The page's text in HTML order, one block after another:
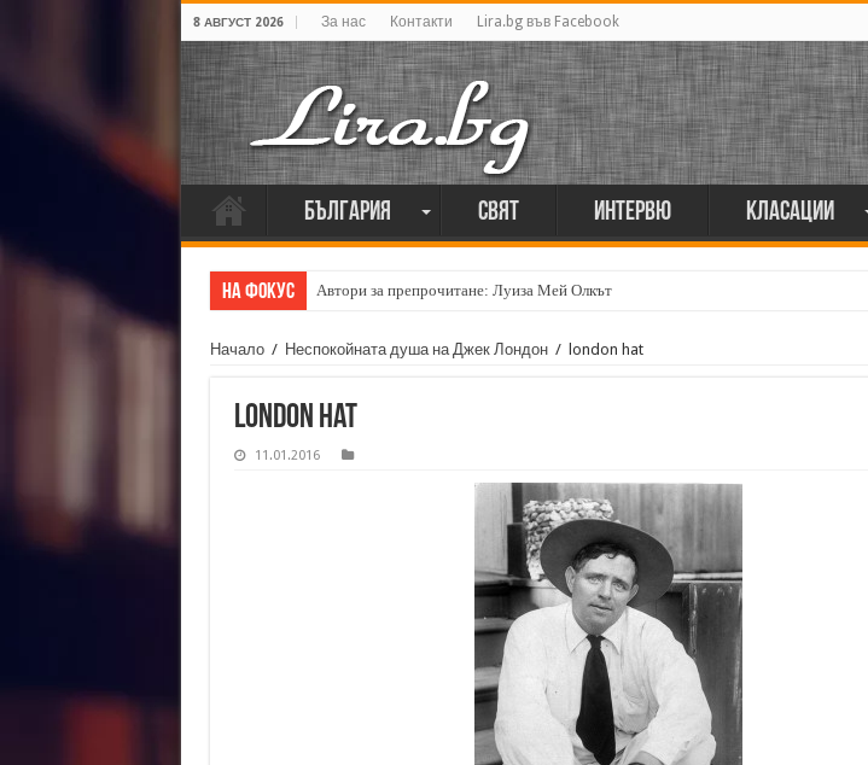
8 АВГУСТ 2026 За нас Контакти Lira.bg във Facebook
България Свят Интервю Класации
На фокус Автори за препрочитане: Луиза Мей Олкът
Начало / Неспокойната душа на Джек Лондон / london hat
london hat
11.01.2016